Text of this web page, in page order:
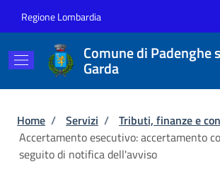
Regione Lombardia
Comune di Padenghe
Garda
Briciole di pane
Home / Servizi / Tributi, finanze e
Accertamento esecutivo: accertamento
seguito di notifica dell'avviso